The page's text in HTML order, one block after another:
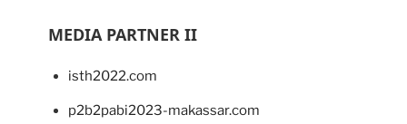
MEDIA PARTNER II
isth2022.com
p2b2pabi2023-makassar.com